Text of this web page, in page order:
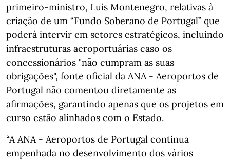
primeiro-ministro, Luís Montenegro, relativas à
criação de um “Fundo Soberano de Portugal” que
poderá intervir em setores estratégicos, incluindo
infraestruturas aeroportuárias caso os
concessionários "não cumpram as suas
obrigações", fonte oficial da ANA - Aeroportos de
Portugal não comentou diretamente as
afirmações, garantindo apenas que os projetos em
curso estão alinhados com o Estado.
“A ANA - Aeroportos de Portugal continua
empenhada no desenvolvimento dos vários